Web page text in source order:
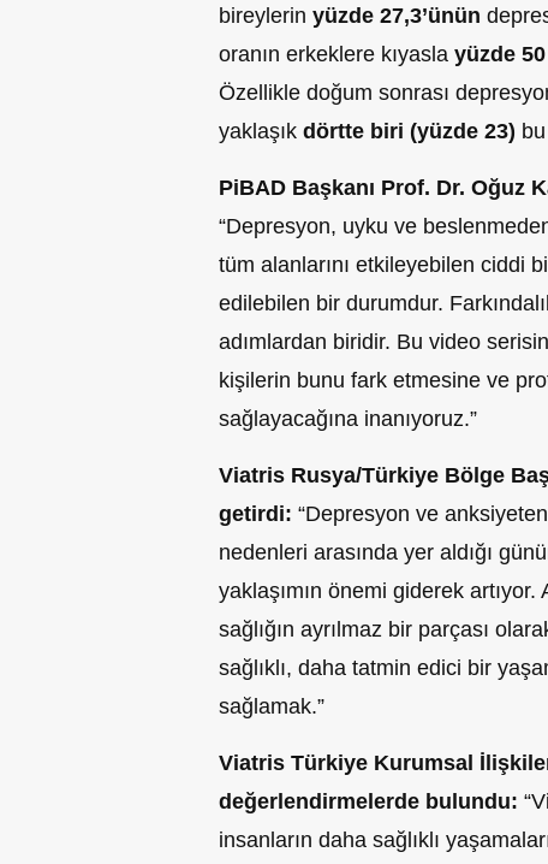
bireylerin yüzde 27,3’ünün
oranın erkeklere kıyasla yüzde
Özellikle doğum sonrası
yaklaşık dörtte biri (yüzde 23)
PiBAD Başkanı Prof. Dr. Oğuz
“Depresyon, uyku ve
tüm alanlarını etkileyebilen ciddi
edilebilen bir durumdur.
adımlardan biridir. Bu video
kişilerin bunu fark etmesine ve
sağlayacağına inanıyoruz.”
Viatris Rusya/Türkiye Bölge
getirdi: “Depresyon ve
nedenleri arasında yer aldığı
yaklaşımın önemi giderek artıyor.
sağlığın ayrılmaz bir parçası
sağlıklı, daha tatmin edici bir
sağlamak.”
Viatris Türkiye Kurumsal
değerlendirmelerde bulundu:
insanların daha sağlıklı